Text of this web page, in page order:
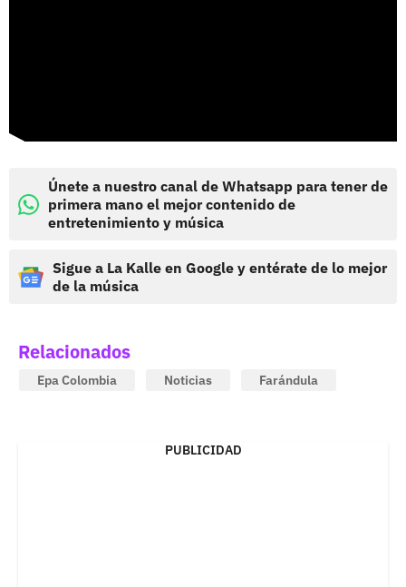
Únete a nuestro canal de Whatsapp para tener de
primera mano el mejor contenido de
entretenimiento y música
Sigue a La Kalle en Google y entérate de lo mejor
de la música
Relacionados
Epa Colombia Noticias Farándula
PUBLICIDAD